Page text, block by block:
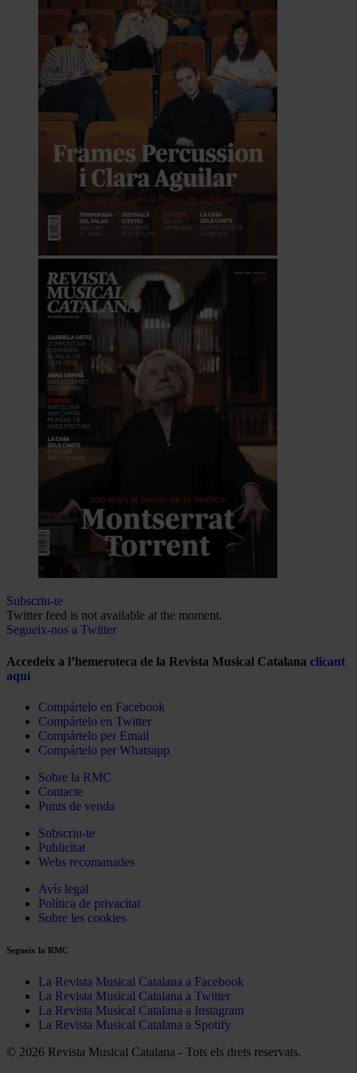
Subscriu-te
Twitter feed is not available at the moment.
Segueix-nos a Twitter
Accedeix a l’hemeroteca de la Revista Musical Catalana clicant
aquí
Compártelo en Facebook
Compártelo en Twitter
Compártelo per Email
Compártelo per Whatsapp
Sobre la RMC
Contacte
Punts de venda
Subscriu-te
Publicitat
Webs recomanades
Avís legal
Política de privacitat
Sobre les cookies
Segueix la RMC
La Revista Musical Catalana a Facebook
La Revista Musical Catalana a Twitter
La Revista Musical Catalana a Instagram
La Revista Musical Catalana a Spotify
© 2026 Revista Musical Catalana - Tots els drets reservats.